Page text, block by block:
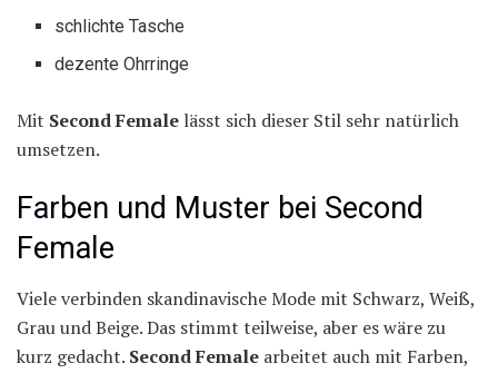
schlichte Tasche
dezente Ohrringe
Mit Second Female lässt sich dieser Stil sehr natürlich
umsetzen.
Farben und Muster bei Second
Female
Viele verbinden skandinavische Mode mit Schwarz, Weiß,
Grau und Beige. Das stimmt teilweise, aber es wäre zu
kurz gedacht. Second Female arbeitet auch mit Farben,